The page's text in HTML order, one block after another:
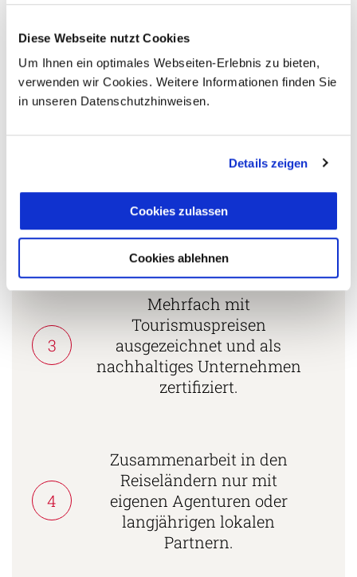
Diese Webseite nutzt Cookies
Um Ihnen ein optimales Webseiten-Erlebnis zu bieten,
verwenden wir Cookies. Weitere Informationen finden Sie
in unseren Datenschutzhinweisen.
Details zeigen
Cookies zulassen
Cookies ablehnen
5 Gründe warum Sie mit Ihrer Buchung bei uns
die richtige Entscheidung treffen:
1
Fernreisespezialist mit über
Persönliche Beratung durch
vielgereiste
Länderspezialisten.
3
Mehrfach mit
Tourismuspreisen
ausgezeichnet und als
nachhaltiges Unternehmen
zertifiziert.
4
Zusammenarbeit in den
Reiseländern nur mit
eigenen Agenturen oder
langjährigen lokalen
Partnern.